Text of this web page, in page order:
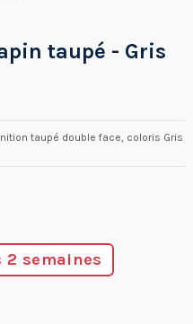
taupé - Gris
taupé double face, coloris Gris
2 semaines